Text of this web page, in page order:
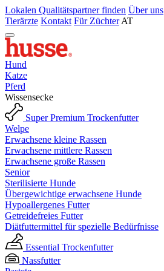
Lokalen Qualitätspartner finden Über uns
Tierärzte Kontakt Für Züchter AT
Hund
Katze
Pferd
Wissensecke
Super Premium Trockenfutter
Welpe
Erwachsene kleine Rassen
Erwachsene mittlere Rassen
Erwachsene große Rassen
Senior
Sterilisierte Hunde
Übergewichtige erwachsene Hunde
Hypoallergenes Futter
Getreidefreies Futter
Diätfuttermittel für spezielle Bedürfnisse
Essential Trockenfutter
Nassfutter